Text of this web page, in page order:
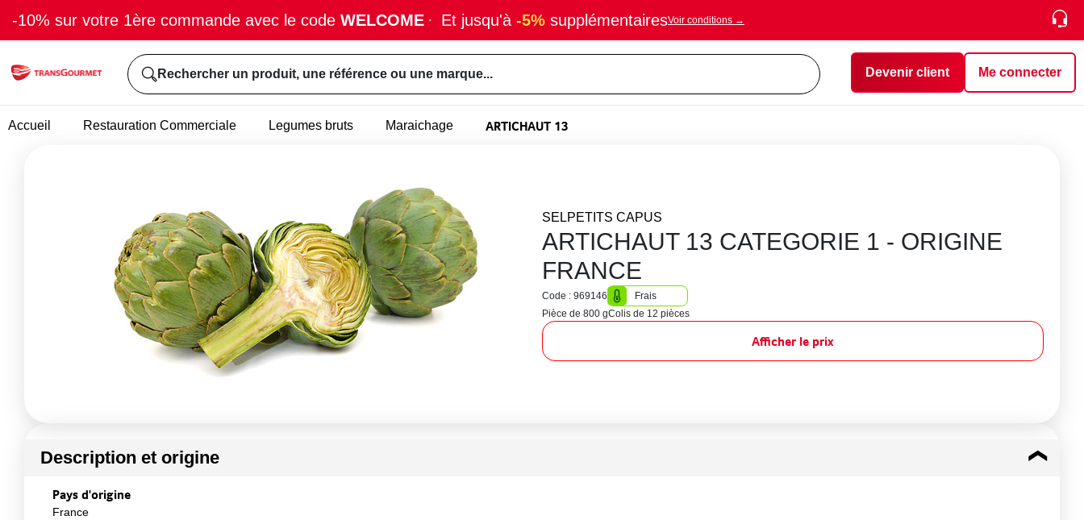
-10% sur votre 1ère commande avec le code WELCOME · Et jusqu'à -5% supplémentairesVoir conditions →
Rechercher un produit, une référence ou une marque... Devenir client Me connecter
Accueil Restauration Commerciale Legumes bruts Maraichage ARTICHAUT 13
SELPETITS CAPUS
ARTICHAUT 13 CATEGORIE 1 - ORIGINE
FRANCE
Code : 969146
Frais
Pièce de 800 gColis de 12 pièces
Afficher le prix
Description et origine
Pays d'origine
France